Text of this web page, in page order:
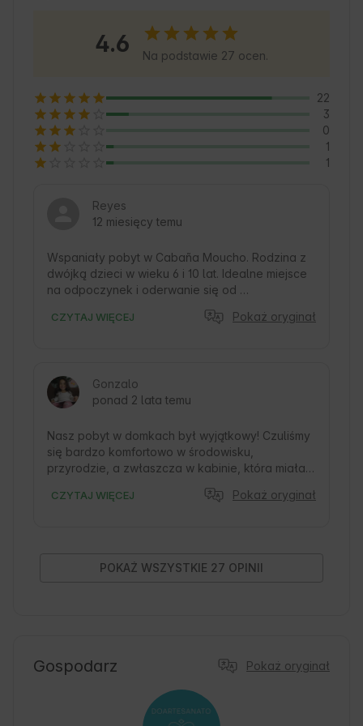
Obszar ten jest również doskonałą bazą
wypadową do wycieczek i zrównoważonej
4.6 Na podstawie 27 ocen.
22
3
0
1
1
Reyes
12 miesięcy temu
Wspaniały pobyt w Cabaña Moucho. Rodzina z
dwójką dzieci w wieku 6 i 10 lat. Idealne miejsce
na odpoczynek i oderwanie się od
komórkowej, ale dobre połączenie Wi-Fi w
spać w jednym łóżku, można skorzystać z
rozkładanej sofy. Hydromasaż, jacuzzi, wszystko
CZYTAJ WIĘCEJ Pokaż oryginał
Gonzalo
ponad 2 lata temu
Nasz pobyt w domkach był wyjątkowy! Czuliśmy
się bardzo komfortowo w środowisku,
przyrodzie, a zwłaszcza w kabinie, która miała
swobodnie, zwłaszcza jacuzzi, które bardzo nas
CZYTAJ WIĘCEJ Pokaż oryginał
POKAŻ WSZYSTKIE 27 OPINII
Gospodarz Pokaż oryginał